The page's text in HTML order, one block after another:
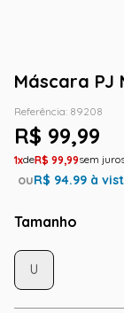
Máscara PJ
Referência: 89208
R$ 99,99
1 R$ 99,99
ouR$ 94.99 à
Tamanho
U